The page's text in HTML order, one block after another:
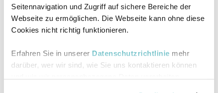
Seitennavigation und Zugriff auf sichere Bereiche der
Webseite zu ermöglichen. Die Webseite kann ohne diese
Cookies nicht richtig funktionieren.
Erfahren Sie in unserer Datenschutzrichtlinie mehr
darüber, wer wir sind, wie Sie uns kontaktieren können